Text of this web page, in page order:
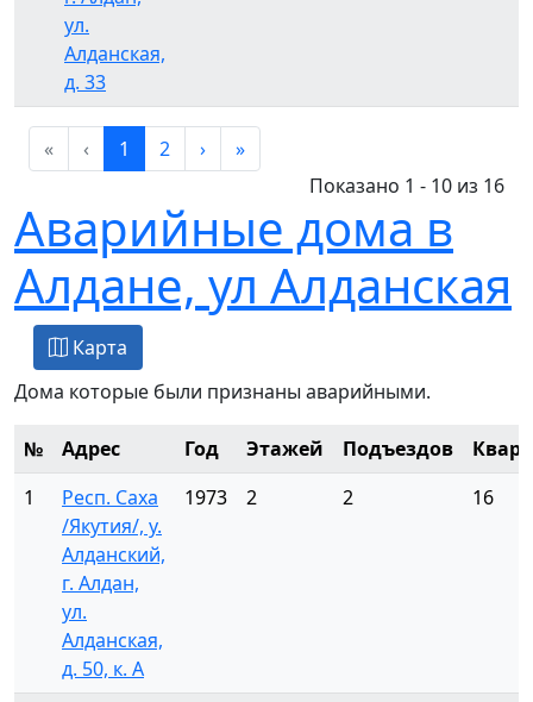
ул.
Алданская,
д. 33
« ‹ 1 2 ›
»
Показано 1 - 10 из 16
Аварийные дома в
Алдане, ул Алданская
Карта
Дома которые были признаны аварийными.
№ Адрес Год Этажей Подъездов
1
Респ. Саха
/Якутия/, у.
Алданский,
г. Алдан,
ул.
Алданская,
д. 50, к. А
1973 2 2 16